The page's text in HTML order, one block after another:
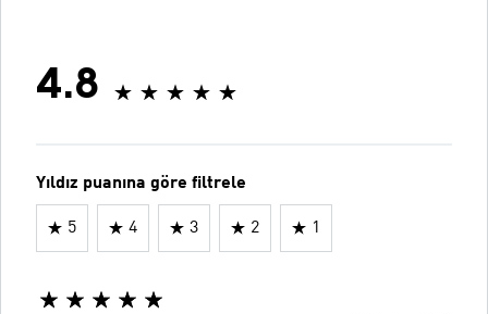
4.8
Yıldız puanına göre filtrele
5 4 3 2 1